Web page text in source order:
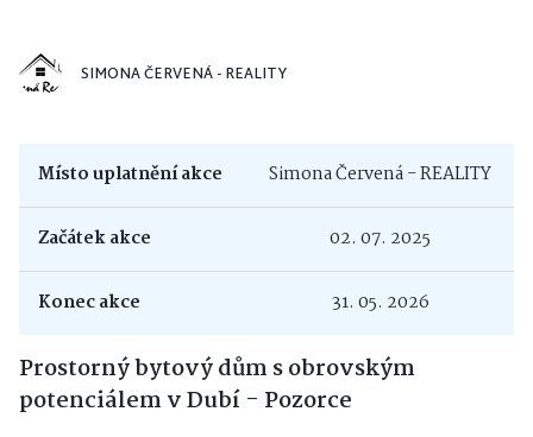
SIMONA ČERVENÁ - REALITY
Místo uplatnění akce Simona Červená - REALITY
Začátek akce 02. 07. 2025
Konec akce 31. 05. 2026
Prostorný bytový dům s obrovským
potenciálem v Dubí - Pozorce